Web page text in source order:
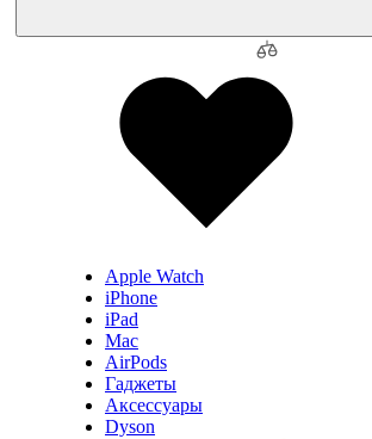
Apple Watch
iPhone
iPad
Mac
AirPods
Гаджеты
Аксессуары
Dyson